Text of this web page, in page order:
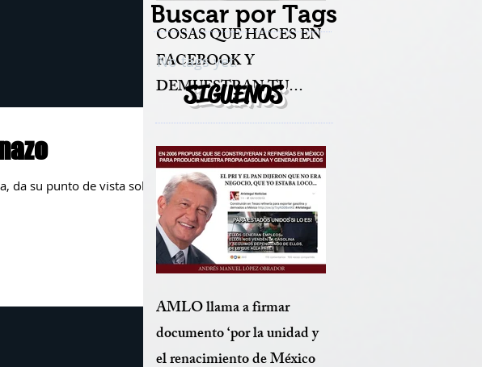
da su punto de vista sobre
COSAS QUE HACES EN
FACEBOOK Y
DEMUESTRAN TU
BAJA AUTOESTIMA
AMLO llama a firmar
documento ‘por la unidad y
el renacimiento de México
Buscar por Tags
No tags yet.
SIGUENOS